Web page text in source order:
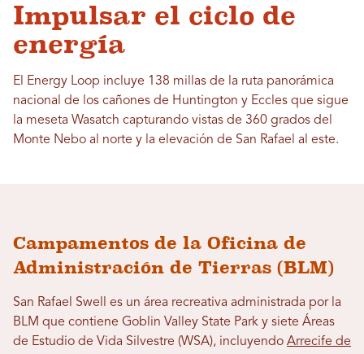
Impulsar el ciclo de
energía
El Energy Loop incluye 138 millas de la ruta panorámica
nacional de los cañones de Huntington y Eccles que sigue
la meseta Wasatch capturando vistas de 360 ​​grados del
Monte Nebo al norte y la elevación de San Rafael al este.
Campamentos de la Oficina de
Administración de Tierras (BLM)
San Rafael Swell es un área recreativa administrada por la
BLM que contiene Goblin Valley State Park y siete Áreas
de Estudio de Vida Silvestre (WSA), incluyendo Arrecife de